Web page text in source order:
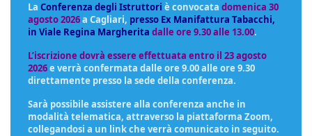
La Conferenza degli Istruttori è convocata domenica 30
agosto 2026a Cagliari, presso Ex Manifattura Tabacchi,
in Viale Regina Margherita dalle ore 9.30 alle 13.00.
L’iscrizione dovrà essere effettuata entro il 23 agosto
2026e verrà confermata dalle ore 9.00 alle ore 9.30
direttamente presso la sede della conferenza.
Sarà possibile assistere alla conferenza anche in
modalità telematica, attraverso la piattaforma Zoom,
collegandosi a un link che verrà comunicato in seguito.